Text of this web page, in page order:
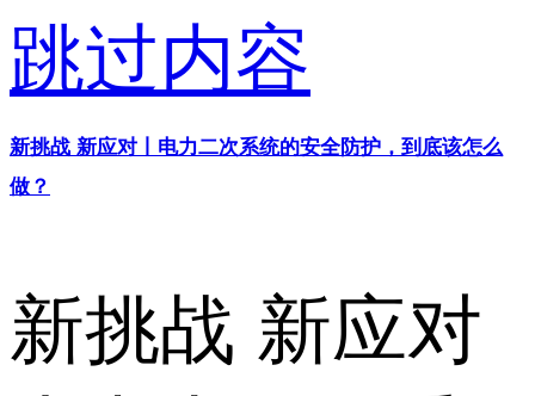
跳过内容
新挑战 新应对丨电力二次系统的安全防护，到底该怎么
做？
新挑战 新应对